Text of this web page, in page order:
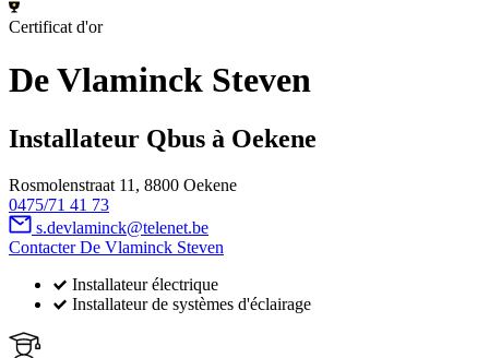
Certificat d'or
De Vlaminck Steven
Installateur Qbus à Oekene
Rosmolenstraat 11, 8800 Oekene
0475/71 41 73
s.devlaminck@telenet.be
Contacter De Vlaminck Steven
Installateur électrique
Installateur de systèmes d'éclairage